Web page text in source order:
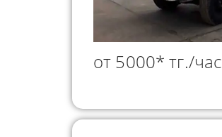
от 5000* тг./час